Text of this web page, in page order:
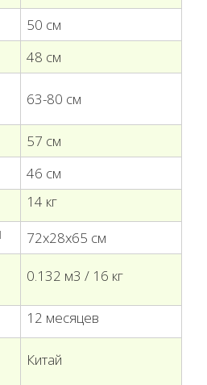
50 см
48 см
63-80 см
57 см
46 см
14 кг
72х28х65 см
0.132 м3 / 16 кг
12 месяцев
Китай